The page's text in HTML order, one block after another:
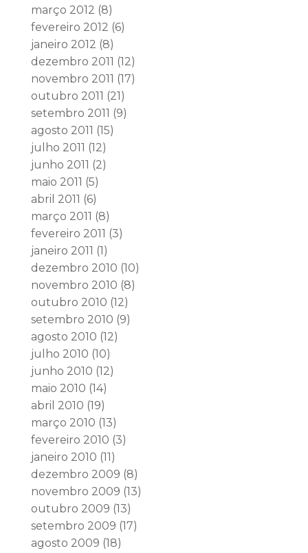
março 2012 (8)
fevereiro 2012 (6)
janeiro 2012 (8)
dezembro 2011 (12)
novembro 2011 (17)
outubro 2011 (21)
setembro 2011 (9)
agosto 2011 (15)
julho 2011 (12)
junho 2011 (2)
maio 2011 (5)
abril 2011 (6)
março 2011 (8)
fevereiro 2011 (3)
janeiro 2011 (1)
dezembro 2010 (10)
novembro 2010 (8)
outubro 2010 (12)
setembro 2010 (9)
agosto 2010 (12)
julho 2010 (10)
junho 2010 (12)
maio 2010 (14)
abril 2010 (19)
março 2010 (13)
fevereiro 2010 (3)
janeiro 2010 (11)
dezembro 2009 (8)
novembro 2009 (13)
outubro 2009 (13)
setembro 2009 (17)
agosto 2009 (18)